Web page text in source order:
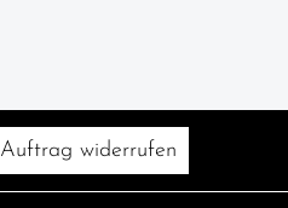
Auftrag widerrufen